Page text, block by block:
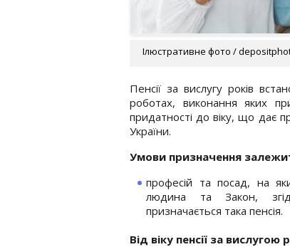
Ілюстративне фото /
Пенсії за вислугу років
роботах, виконання яких
придатності до віку, що дає
України.
Умови призначення
професій та посад, на
людина та Закон,
призначається така пенсія.
Від віку пенсії за